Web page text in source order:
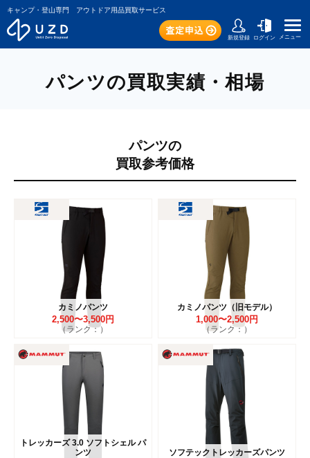
キャンプ・登山専門 アウトドア用品買取サービス
新規登録 ログイン メニュー
パンツの買取実績・相場
パンツの
買取参考価格
カミノパンツ
2,500〜3,500円
（ランク：）
カミノパンツ（旧モデル）
1,000〜2,500円
（ランク：）
トレッカーズ 3.0 ソフトシェル パ
ンツ
ソフテックトレッカーズパンツ